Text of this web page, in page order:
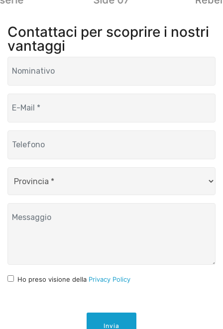
Contattaci per scoprire i nostri
vantaggi
Ho preso visione della Privacy Policy
Invia